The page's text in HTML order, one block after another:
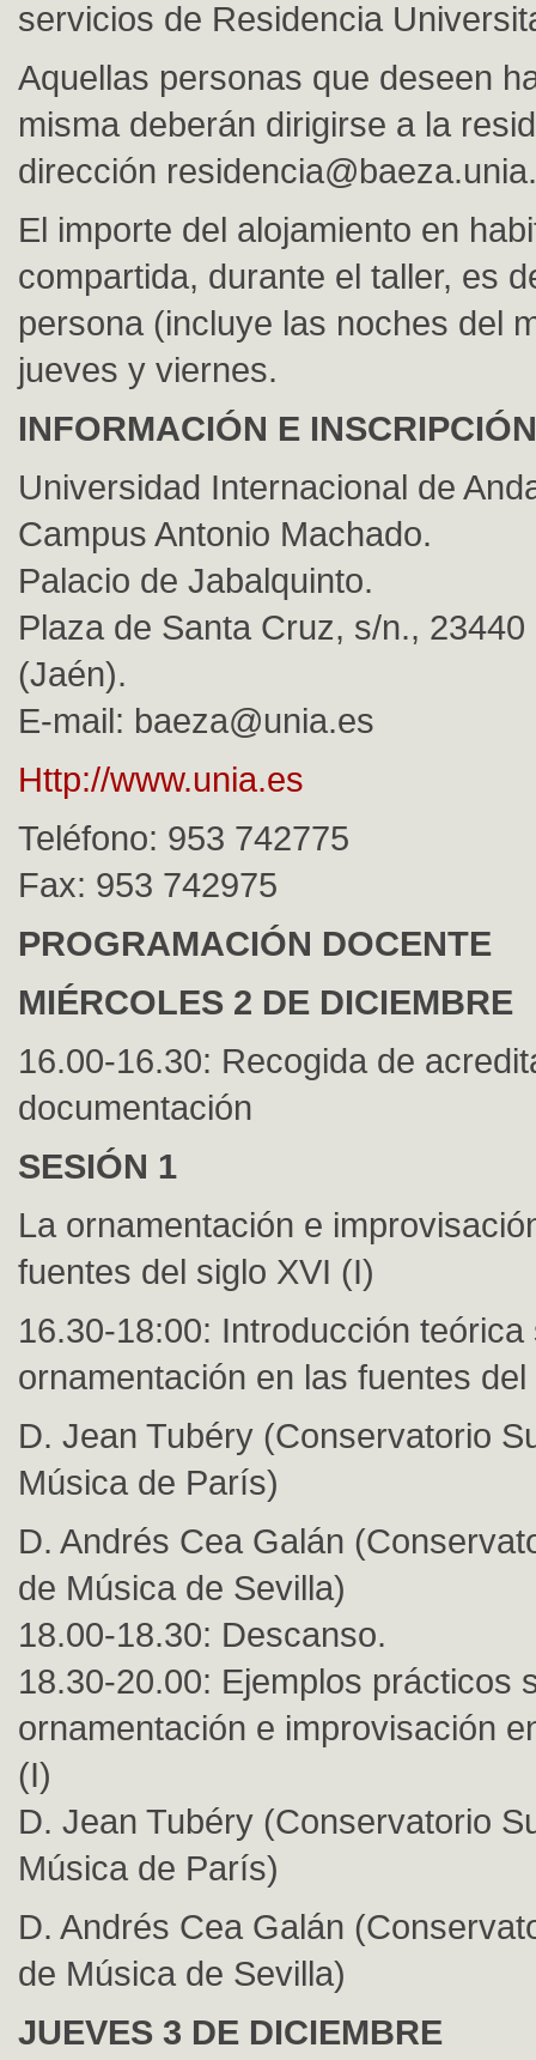
servicios de Residencia
Aquellas personas que deseen
misma deberán dirigirse a la
dirección
El importe del alojamiento en
compartida, durante el taller, es
persona (incluye las noches del
jueves y viernes.
INFORMACIÓN E INSCRIPCIÓN
Universidad Internacional de
Campus Antonio Machado.
Palacio de Jabalquinto.
Plaza de Santa Cruz, s/n., 23440
(Jaén).
E-mail: baeza@unia.es
Http://www.unia.es
Teléfono: 953 742775
Fax: 953 742975
PROGRAMACIÓN DOCENTE
MIÉRCOLES 2 DE DICIEMBRE
16.00-16.30: Recogida de
documentación
SESIÓN 1
La ornamentación e
fuentes del siglo XVI (I)
16.30-18:00: Introducción teórica
ornamentación en las fuentes
D. Jean Tubéry (Conservatorio
Música de París)
D. Andrés Cea Galán
de Música de Sevilla)
18.00-18.30: Descanso.
18.30-20.00: Ejemplos prácticos
ornamentación e improvisación
(I)
D. Jean Tubéry (Conservatorio
Música de París)
D. Andrés Cea Galán
de Música de Sevilla)
JUEVES 3 DE DICIEMBRE